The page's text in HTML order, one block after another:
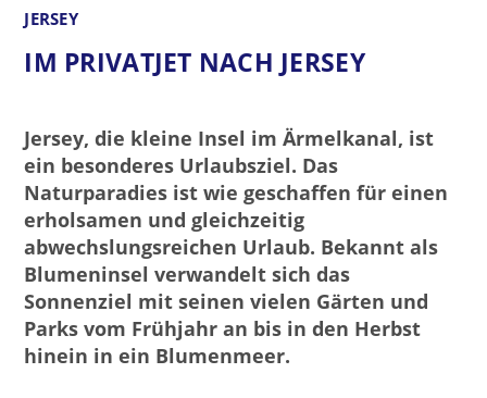
JERSEY
IM PRIVATJET NACH JERSEY
Jersey, die kleine Insel im Ärmelkanal, ist
ein besonderes Urlaubsziel. Das
Naturparadies ist wie geschaffen für einen
erholsamen und gleichzeitig
abwechslungsreichen Urlaub. Bekannt als
Blumeninsel verwandelt sich das
Sonnenziel mit seinen vielen Gärten und
Parks vom Frühjahr an bis in den Herbst
hinein in ein Blumenmeer.